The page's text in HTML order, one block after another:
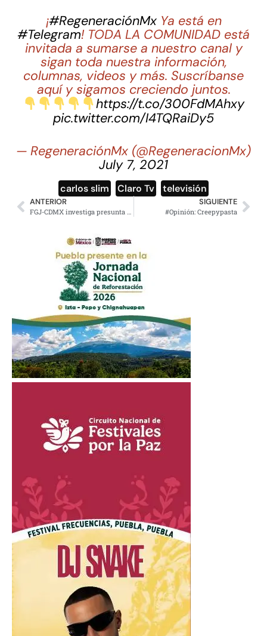
¡#RegeneraciónMxYa está en
#Telegram! TODA LA COMUNIDAD está
invitada a sumarse a nuestro canal y
sigan toda nuestra información,
columnas, videos y más. Suscríbanse
aquí y sigamos creciendo juntos.
https://t.co/300FdMAhxy
pic.twitter.com/I4TQRaiDy5
— RegeneraciónMx (@RegeneracionMx)
July 7, 2021
carlos slim Claro Tv televisión
ANTERIOR
FGJ-CDMX investiga presunta agresión de Adame contra familia en Tlalpan
SIGUIENTE
#Opinión: Creepypasta